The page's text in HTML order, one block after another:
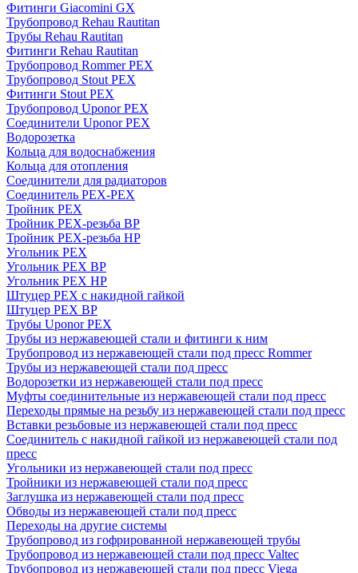
Фитинги Giacomini GX
Трубопровод Rehau Rautitan
Трубы Rehau Rautitan
Фитинги Rehau Rautitan
Трубопровод Rommer PEX
Трубопровод Stout PEX
Фитинги Stout PEX
Трубопровод Uponor PEX
Соединители Uponor PEX
Водорозетка
Кольца для водоснабжения
Кольца для отопления
Соединители для радиаторов
Соединитель PEX-PEX
Тройник PEX
Тройник PEX-резьба ВР
Тройник PEX-резьба НР
Угольник PEX
Угольник PEX ВР
Угольник PEX НР
Штуцер PEX c накидной гайкой
Штуцер PEX ВР
Трубы Uponor PEX
Трубы из нержавеющей стали и фитинги к ним
Трубопровод из нержавеющей стали под пресс Rommer
Трубы из нержавеющей стали под пресс
Водорозетки из нержавеющей стали под пресс
Муфты соединительные из нержавеющей стали под пресс
Переходы прямые на резьбу из нержавеющей стали под пресс
Вставки резьбовые из нержавеющей стали под пресс
Соединитель с накидной гайкой из нержавеющей стали под
пресс
Угольники из нержавеющей стали под пресс
Тройники из нержавеющей стали под пресс
Заглушка из нержавеющей стали под пресс
Обводы из нержавеющей стали под пресс
Переходы на другие системы
Трубопровод из гофрированной нержавеющей трубы
Трубопровод из нержавеющей стали под пресс Valtec
Трубопровод из нержавеющей стали под пресс Viega